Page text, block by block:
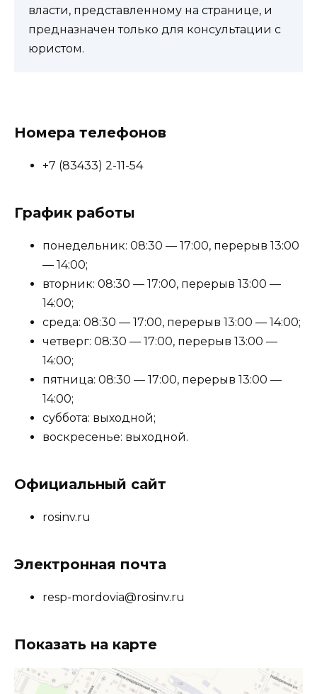
власти, представленному на странице, и
предназначен только для консультации с
юристом.
Номера телефонов
+7 (83433) 2-11-54
График работы
понедельник: 08:30 — 17:00, перерыв 13:00
— 14:00;
вторник: 08:30 — 17:00, перерыв 13:00 —
14:00;
среда: 08:30 — 17:00, перерыв 13:00 — 14:00;
четверг: 08:30 — 17:00, перерыв 13:00 —
14:00;
пятница: 08:30 — 17:00, перерыв 13:00 —
14:00;
суббота: выходной;
воскресенье: выходной.
Официальный сайт
rosinv.ru
Электронная почта
resp-mordovia@rosinv.ru
Показать на карте